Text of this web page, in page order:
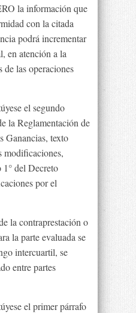
la información que
con la citada
podrá incrementar
en atención a la
las operaciones
el segundo
la Reglamentación de
Ganancias, texto
modificaciones,
del Decreto
por el
la contraprestación o
la parte evaluada se
intercuartil, se
entre partes
el primer párrafo